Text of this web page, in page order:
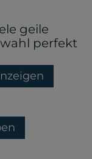
geile
perfekt